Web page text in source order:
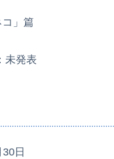
」篇
未発表
日